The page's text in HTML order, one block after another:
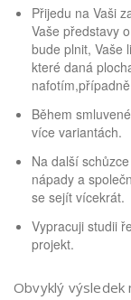
Přijedu na Vaši
Vaše představy
bude plnit, Vaše
které daná
Během
více variantách.
Na další
nápady a
se sejít vícekrát.
Vypracuji studii
projekt.
Obvyklý výsledek